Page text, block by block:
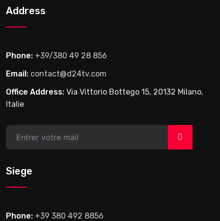
Address
Phone: +39/380 49 28 856
Email: contact@d24tv.com
Office Address: Via Vittorio Bottego 15, 20132 Milano,
Italie
>
Siege
Phone: +39 380 492 8856